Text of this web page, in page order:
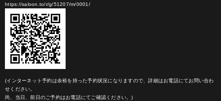
https://saloon.to/r/g/51207/m/0001/
(インターネット予約は余裕を持った予約状況になりますので、詳細はお電話にてお問い合わ
せください。
尚、当日、前日のご予約はお電話にてご確認ください。)